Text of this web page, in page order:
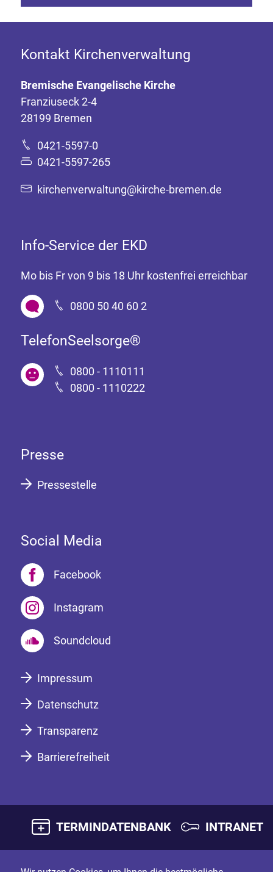
Kontakt Kirchenverwaltung
Bremische Evangelische Kirche
Franziuseck 2-4
28199 Bremen
0421-5597-0
0421-5597-265
kirchenverwaltung@kirche-bremen.de
Info-Service der EKD
Mo bis Fr von 9 bis 18 Uhr kostenfrei erreichbar
0800 50 40 60 2
TelefonSeelsorge®
0800 - 1110111
0800 - 1110222
Presse
Pressestelle
Social Media
Facebook
Instagram
Soundcloud
Impressum
Datenschutz
Transparenz
Barrierefreiheit
TERMINDATENBANK INTRANET